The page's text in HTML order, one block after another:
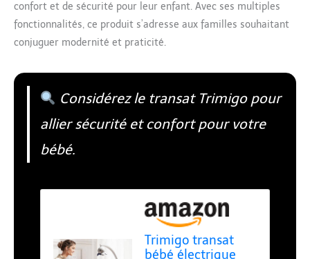
confort et de sécurité pour leur enfant. Avec ses multiples
fonctionnalités, ce produit s’adresse aux familles souhaitant
conjuguer modernité et praticité.
Considérez le transat Trimigo pour
allier sécurité et confort pour votre
bébé.
Trimigo transat
bébé électrique